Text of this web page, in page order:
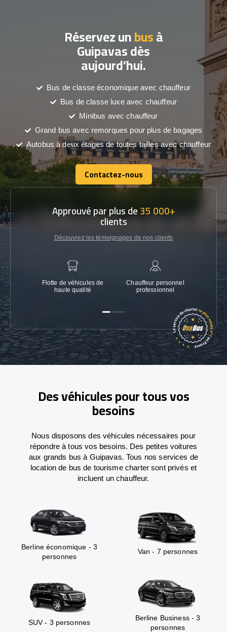
Réservez unbusà
Guipavas dès
aujourd’hui.
Bus de classe économique avec chauffeur
Bus de classe luxe avec chauffeur
Minibus avec chauffeur
Grand bus avec remorques pour plus de bagages
Autobus à deux étages de toutes tailles avec chauffeur
Contactez-nous
Contactez-nous
Approuvé par plus de35 000+
clients
Découvrez les témoignages de nos clients
Flotte de véhicules de
haute qualité
Chauffeur personnel
professionnel
Des véhicules pour tous vos
besoins
Nous disposons des véhicules nécessaires pour
répondre à tous vos besoins. Des petites voitures
aux grands bus à Guipavas. Tous nos services de
location de bus de tourisme charter sont privés et
incluent un chauffeur.
Berline économique - 3
personnes
Van - 7 personnes
SUV - 3 personnes
Berline Business - 3
personnes